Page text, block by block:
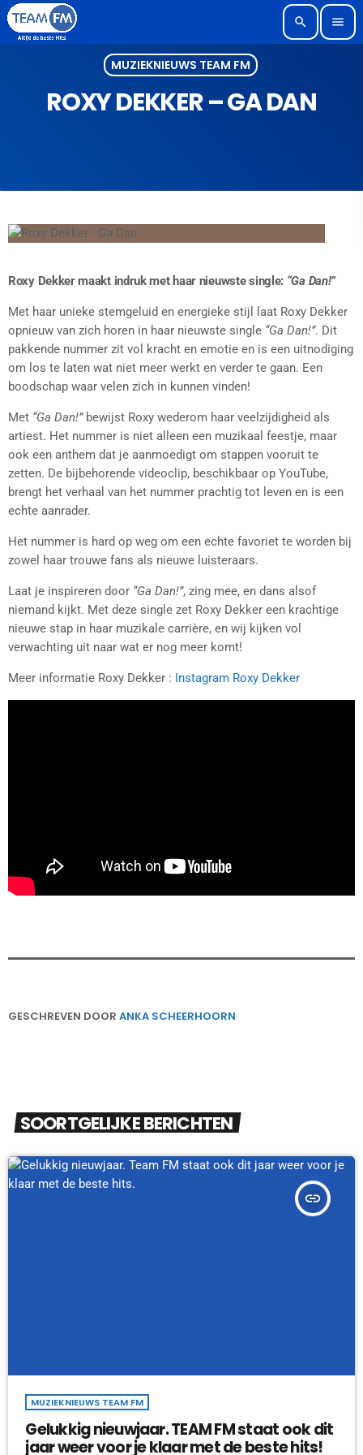
search menu
MUZIEKNIEUWS TEAM FM
ROXY DEKKER – GA DAN
Roxy Dekker maakt indruk met haar nieuwste single: “Ga Dan!”
Met haar unieke stemgeluid en energieke stijl laat Roxy Dekker
opnieuw van zich horen in haar nieuwste single “Ga Dan!”. Dit
pakkende nummer zit vol kracht en emotie en is een uitnodiging
om los te laten wat niet meer werkt en verder te gaan. Een
boodschap waar velen zich in kunnen vinden!
Met “Ga Dan!”bewijst Roxy wederom haar veelzijdigheid als
artiest. Het nummer is niet alleen een muzikaal feestje, maar
ook een anthem dat je aanmoedigt om stappen vooruit te
zetten. De bijbehorende videoclip, beschikbaar op YouTube,
brengt het verhaal van het nummer prachtig tot leven en is een
echte aanrader.
Het nummer is hard op weg om een echte favoriet te worden bij
zowel haar trouwe fans als nieuwe luisteraars.
Laat je inspireren door “Ga Dan!”, zing mee, en dans alsof
niemand kijkt. Met deze single zet Roxy Dekker een krachtige
nieuwe stap in haar muzikale carrière, en wij kijken vol
verwachting uit naar wat er nog meer komt!
Meer informatie Roxy Dekker : Instagram Roxy Dekker
GESCHREVEN DOOR ANKA SCHEERHOORN
SOORTGELIJKE BERICHTEN
insert_link
MUZIEKNIEUWS TEAM FM
Gelukkig nieuwjaar. TEAM FM staat ook dit
jaar weer voor je klaar met de beste hits!